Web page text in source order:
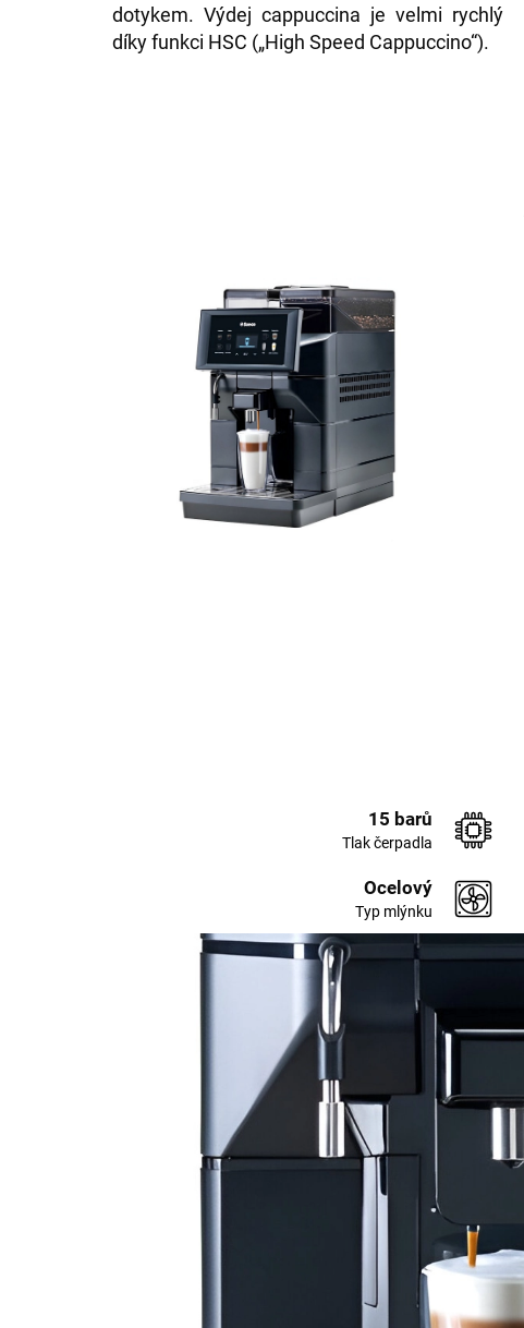
dotykem. Výdej cappuccina je velmi rychlý
díky funkci HSC („High Speed Cappuccino“).
15 barů
Tlak čerpadla
Ocelový
Typ mlýnku